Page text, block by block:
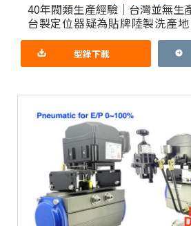
40年閥類生產經驗｜台灣並無生
台製定位器疑為貼牌陸製洗產
總代理防爆TS認證定位器，防
地現形 領先業界提供
型錄下載